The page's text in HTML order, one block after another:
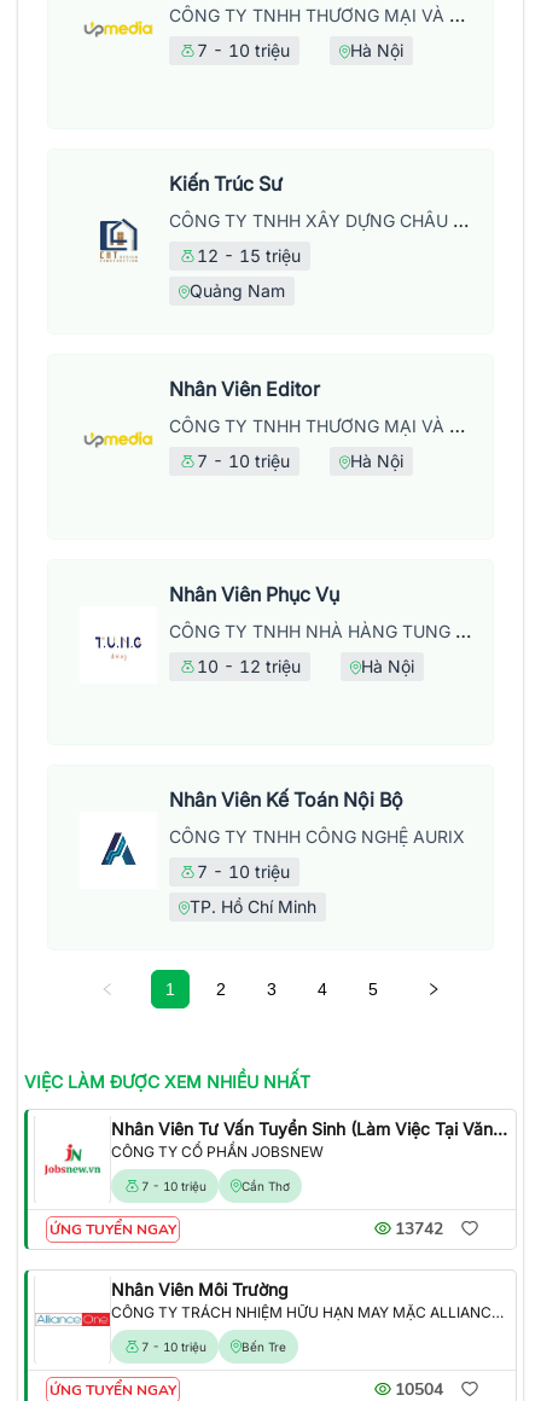
CÔNG TY TNHH THƯƠNG MẠI VÀ DỊCH VỤ UPMEDIA
7 - 10 triệu Hà Nội
Kiến Trúc Sư
CÔNG TY TNHH XÂY DỰNG CHÂU HUY THỊNH
12 - 15 triệu
Quảng Nam
Nhân Viên Editor
CÔNG TY TNHH THƯƠNG MẠI VÀ DỊCH VỤ UPMEDIA
7 - 10 triệu Hà Nội
Nhân Viên Phục Vụ
CÔNG TY TNHH NHÀ HÀNG TUNG DINING
10 - 12 triệu Hà Nội
Nhân Viên Kế Toán Nội Bộ
CÔNG TY TNHH CÔNG NGHỆ AURIX
7 - 10 triệu
TP. Hồ Chí Minh
1 2 3 4 5
VIỆC LÀM ĐƯỢC XEM NHIỀU NHẤT
Nhân Viên Tư Vấn Tuyển Sinh (Làm Việc Tại Văn Phòng)
CÔNG TY CỔ PHẦN JOBSNEW
7 - 10 triệu Cần Thơ
ỨNG TUYỂN NGAY 13742
Nhân Viên Môi Trường
CÔNG TY TRÁCH NHIỆM HỮU HẠN MAY MẶC ALLIANCE ONE
7 - 10 triệu Bến Tre
ỨNG TUYỂN NGAY 10504